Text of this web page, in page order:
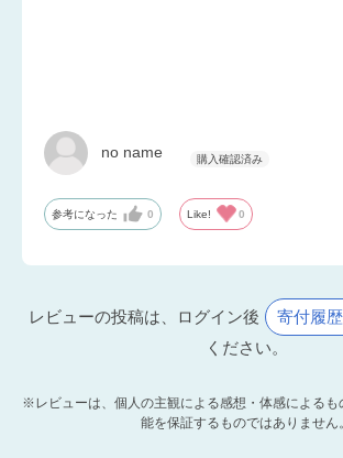
no name
参考になった 0 Like! 0
レビューの投稿は、ログイン後 寄付履歴
ください。
※レビューは、個人の主観による感想・体感によるも
能を保証するものではありません。